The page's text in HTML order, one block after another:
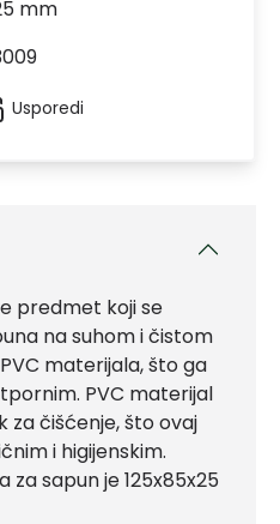
predmet koji se
na suhom i čistom
materijala, što ga
PVC materijal
za čišćenje, što ovaj
i higijenskim.
sapun je 125x85x25
mm
Usporedi